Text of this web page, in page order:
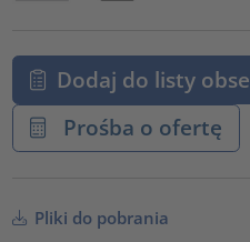
Dodaj do listy
Prośba o ofertę
Pliki do pobrania